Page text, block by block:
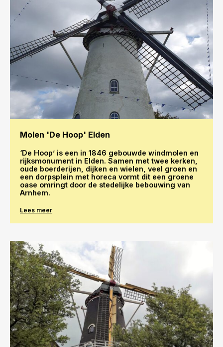
Molen 'De Hoop' Elden
‘De Hoop’ is een in 1846 gebouwde windmolen en
rijksmonument in Elden. Samen met twee kerken,
oude boerderijen, dijken en wielen, veel groen en
een dorpsplein met horeca vormt dit een groene
oase omringt door de stedelijke bebouwing van
Arnhem.
Lees meer